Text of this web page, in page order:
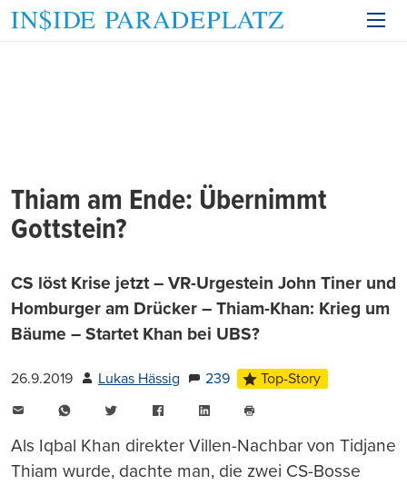
Thiam am Ende: Übernimmt
Gottstein?
CS löst Krise jetzt – VR-Urgestein John Tiner und
Homburger am Drücker – Thiam-Khan: Krieg um
Bäume – Startet Khan bei UBS?
26.9.2019 Lukas Hässig 239
Top-Story
WhatsAppTwitter FacebookLinkedIn
drucken
Als Iqbal Khan direkter Villen-Nachbar von Tidjane
Thiam wurde, dachte man, die zwei CS-Bosse